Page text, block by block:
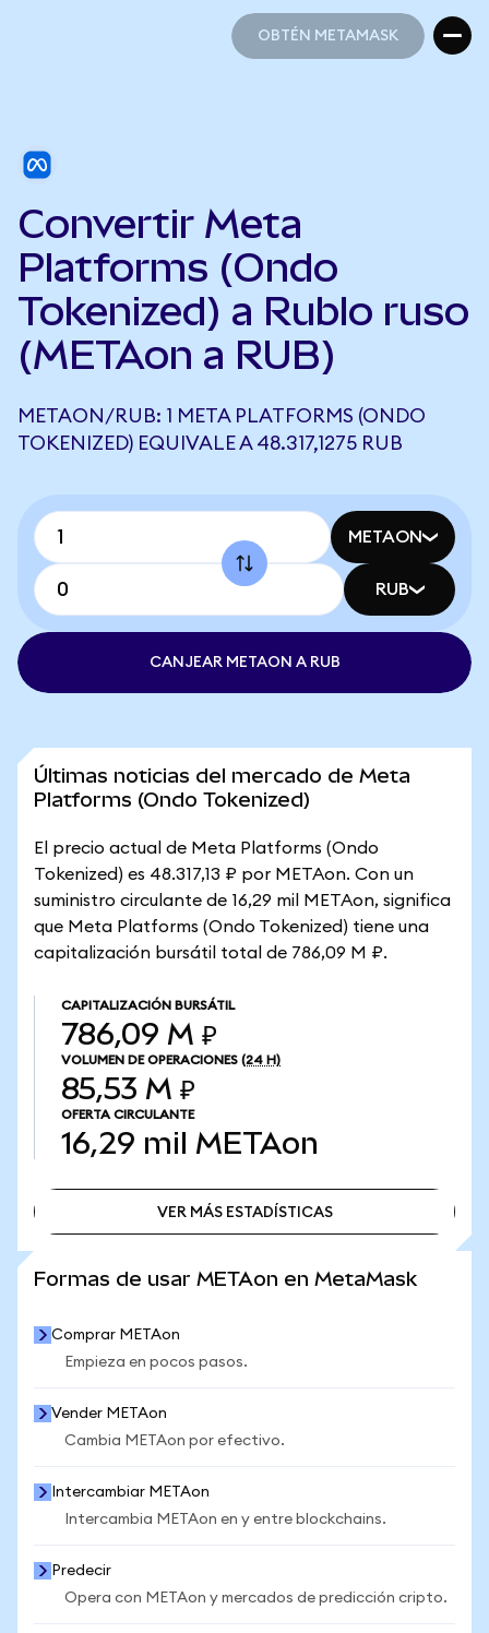
OBTÉN METAMASK
Convertir Meta
Platforms (Ondo
Tokenized) a Rublo ruso
(METAon a RUB)
METAON/RUB: 1 META PLATFORMS (ONDO
TOKENIZED) EQUIVALE A 48.317,1275 RUB
METAON
RUB
CANJEAR METAON A RUB
Últimas noticias del mercado de Meta
Platforms (Ondo Tokenized)
El precio actual de Meta Platforms (Ondo
Tokenized) es 48.317,13 ₽ por METAon. Con un
suministro circulante de 16,29 mil METAon, significa
que Meta Platforms (Ondo Tokenized) tiene una
capitalización bursátil total de 786,09 M ₽.
CAPITALIZACIÓN BURSÁTIL
786,09 M ₽
VOLUMEN DE OPERACIONES (24 H)
85,53 M ₽
OFERTA CIRCULANTE
16,29 mil METAon
VER MÁS ESTADÍSTICAS
Formas de usar METAon en MetaMask
Comprar METAon
Empieza en pocos pasos.
Vender METAon
Cambia METAon por efectivo.
Intercambiar METAon
Intercambia METAon en y entre blockchains.
Predecir
Opera con METAon y mercados de predicción cripto.